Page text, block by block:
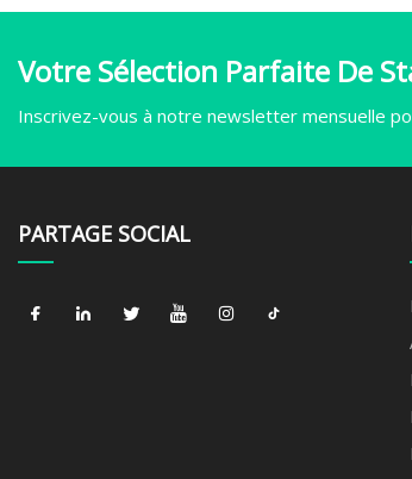
Votre Sélection Parfaite De
Inscrivez-vous à notre newsletter mensuelle
PARTAGE SOCIAL